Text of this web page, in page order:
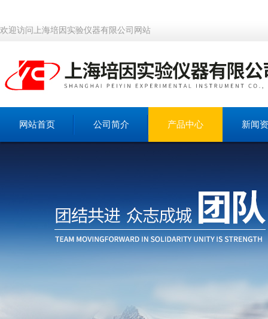
欢迎访问上海培因实验仪器有限公司网站
网站首页 公司简介 产品中心 新闻